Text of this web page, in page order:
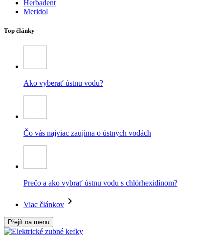
Herbadent
Meridol
Top články
Ako vyberať ústnu vodu?
Čo vás najviac zaujíma o ústnych vodách
Prečo a ako vybrať ústnu vodu s chlórhexidínom?
Viac článkov
Přejít na menu